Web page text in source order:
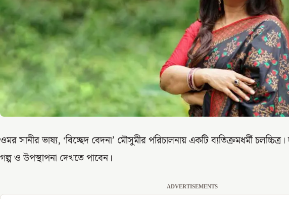
ওমর সানীর ভাষ্য, ‘বিচ্ছেদ বেদনা’ মৌসুমীর পরিচালনায় একটি ব্যতিক্রমধর্মী
গল্প ও উপস্থাপনা দেখতে পাবেন।
ADVERTISEMENTS